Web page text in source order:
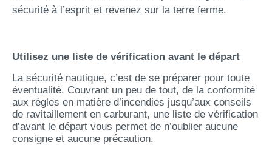
sécurité à l’esprit et revenez sur la terre ferme.
Utilisez une liste de vérification avant le départ
La sécurité nautique, c’est de se préparer pour toute
éventualité. Couvrant un peu de tout, de la conformité
aux règles en matière d’incendies jusqu’aux conseils
de ravitaillement en carburant, une liste de vérification
d’avant le départ vous permet de n’oublier aucune
consigne et aucune précaution.